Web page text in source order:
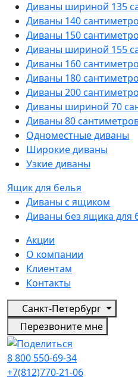
Диваны шириной 135
Диваны 140
Диваны 150
Диваны шириной 155
Диваны 160
Диваны 180
Диваны 200
Диваны шириной 70
Диваны 80
Одноместные диваны
Широкие диваны
Узкие диваны
Ящик для белья
Диваны с ящиком
Диваны без ящика для
Акции
О компании
Клиентам
Контакты
Санкт-Петербург
Перезвоните мне
8 800 550-69-34
+7(812)770-21-06